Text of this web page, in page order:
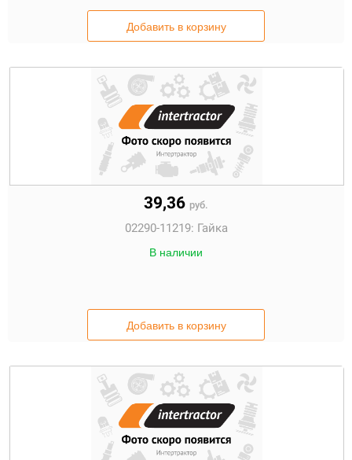
Добавить в корзину
39,36 руб.
02290-11219: Гайка
В наличии
Добавить в корзину